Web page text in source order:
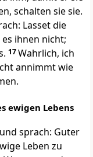
schalten sie sie.
Lasset die
ihnen nicht;
17Wahrlich, ich
annimmt wie
ewigen Lebens
und sprach: Guter
Leben zu